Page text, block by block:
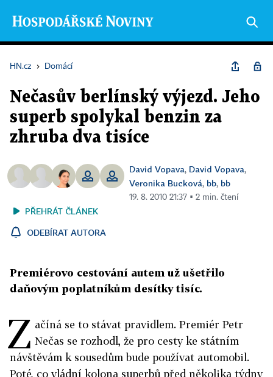
HN.cz › Domácí
Nečasův berlínský výjezd. Jeho
superb spolykal benzin za
zhruba dva tisíce
David Vopava, David Vopava,
Veronika Bucková, bb, bb
19. 8. 2010 21:37 ▪ 2 min. čtení
PŘEHRÁT ČLÁNEK
ODEBÍRAT AUTORA
Premiérovo cestování autem už ušetřilo
daňovým poplatníkům desítky tisíc.
Z ačíná se to stávat pravidlem. Premiér Petr
Nečas se rozhodl, že pro cesty ke státním
návštěvám k sousedům bude používat automobil.
Poté, co vládní kolona superbů před několika týdny